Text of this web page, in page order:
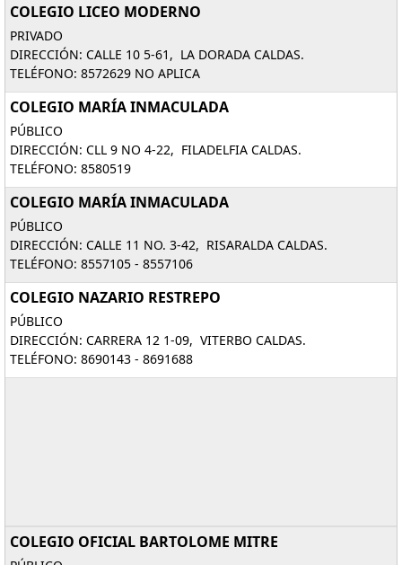
COLEGIO LICEO MODERNO
PRIVADO
DIRECCIÓN: CALLE 10 5-61, LA DORADA CALDAS.
TELÉFONO: 8572629 NO APLICA
COLEGIO MARÍA INMACULADA
PÚBLICO
DIRECCIÓN: CLL 9 NO 4-22, FILADELFIA CALDAS.
TELÉFONO: 8580519
COLEGIO MARÍA INMACULADA
PÚBLICO
DIRECCIÓN: CALLE 11 NO. 3-42, RISARALDA CALDAS.
TELÉFONO: 8557105 - 8557106
COLEGIO NAZARIO RESTREPO
PÚBLICO
DIRECCIÓN: CARRERA 12 1-09, VITERBO CALDAS.
TELÉFONO: 8690143 - 8691688
COLEGIO OFICIAL BARTOLOME MITRE